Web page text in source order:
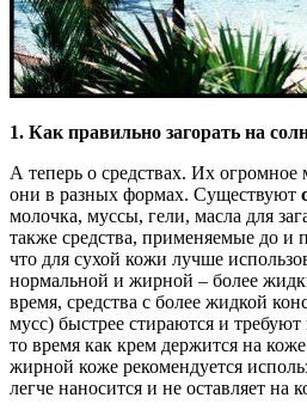
1. Как правильно загорать на
А теперь о средствах. Их
они в разных формах. Существуют
молочка, муссы, гели, масла для
также средства, применяемые до и
что для сухой кожи лучше
нормальной и жирной – более
время, средства с более жидкой
мусс) быстрее стираются и
то время как крем держится на
жирной коже рекомендуется
легче наносится и не оставляет на